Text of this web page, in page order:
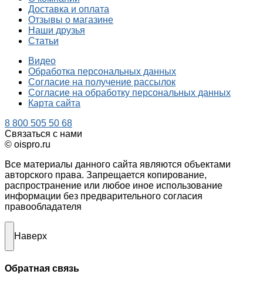
Доставка и оплата
Отзывы о магазине
Наши друзья
Статьи
Видео
Обработка персональных данных
Согласие на получение рассылок
Согласие на обработку персональных данных
Карта сайта
8 800 505 50 68
Связаться с нами
© oispro.ru
Все материалы данного сайта являются объектами
авторского права. Запрещается копирование,
распространение или любое иное использование
информации без предварительного согласия
правообладателя
Наверх
Обратная связь